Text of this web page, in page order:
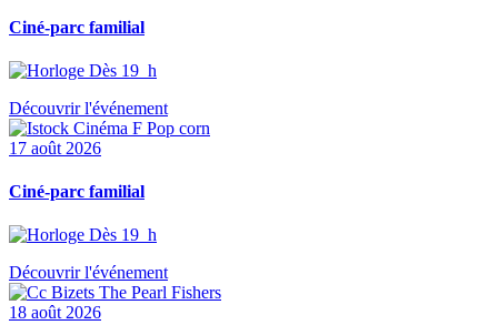
Ciné-parc familial
Dès 19 h
Découvrir l'événement
17 août 2026
Ciné-parc familial
Dès 19 h
Découvrir l'événement
18 août 2026